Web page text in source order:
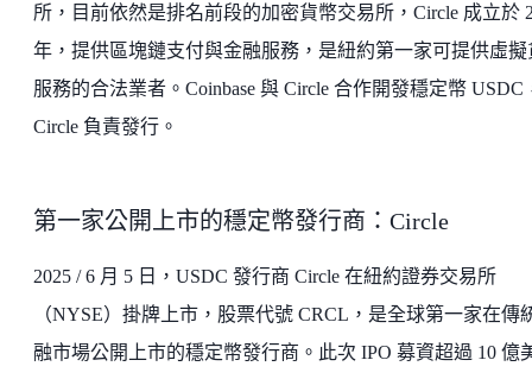
所，目前依然是排名前段的加密貨幣交易所，Circle 成立於
年，提供區塊鏈支付與金融服務，是紐約第一家可提供虛擬
服務的合法業者。Coinbase 與 Circle 合作開發穩定幣 USDC
Circle 負責發行。
第一家公開上市的穩定幣發行商：Circle
2025 / 6 月 5 日，USDC 發行商 Circle 在紐約證券交易所
（NYSE）掛牌上市，股票代號 CRCL，是全球第一家在傳
融市場公開上市的穩定幣發行商。此次 IPO 募資超過 10 億